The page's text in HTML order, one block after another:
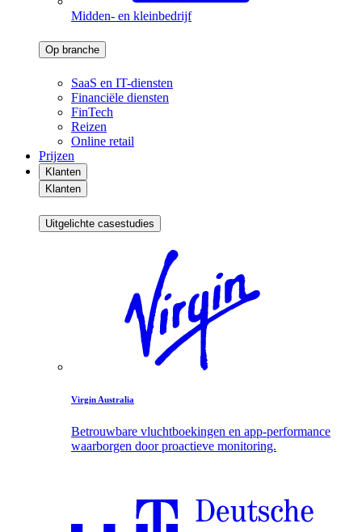
Midden- en kleinbedrijf
Op branche
SaaS en IT-diensten
Financiële diensten
FinTech
Reizen
Online retail
Prijzen
Klanten
Klanten
Uitgelichte casestudies
Virgin Australia
Betrouwbare vluchtboekingen en app-performance
waarborgen door proactieve monitoring.